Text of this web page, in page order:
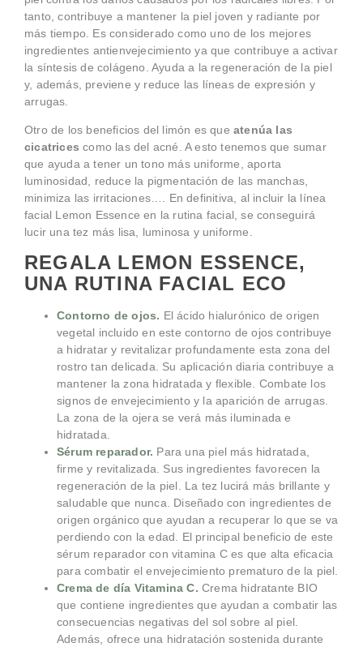
tanto, contribuye a mantener la piel joven y radiante por
más tiempo. Es considerado como uno de los mejores
ingredientes antienvejecimiento ya que contribuye a activar
la síntesis de colágeno. Ayuda a la regeneración de la piel
y, además, previene y reduce las líneas de expresión y
arrugas.
Otro de los beneficios del limón es que atenúa las
cicatricescomo las del acné. A esto tenemos que sumar
que ayuda a tener un tono más uniforme, aporta
luminosidad, reduce la pigmentación de las manchas,
minimiza las irritaciones…. En definitiva, al incluir la línea
facial Lemon Essence en la rutina facial, se conseguirá
lucir una tez más lisa, luminosa y uniforme.
REGALA LEMON ESSENCE,
UNA RUTINA FACIAL ECO
Contorno de ojos. El ácido hialurónico de origen
vegetal incluido en este contorno de ojos contribuye
a hidratar y revitalizar profundamente esta zona del
rostro tan delicada. Su aplicación diaria contribuye a
mantener la zona hidratada y flexible. Combate los
signos de envejecimiento y la aparición de arrugas.
La zona de la ojera se verá más iluminada e
hidratada.
Sérum reparador. Para una piel más hidratada,
firme y revitalizada. Sus ingredientes favorecen la
regeneración de la piel. La tez lucirá más brillante y
saludable que nunca. Diseñado con ingredientes de
origen orgánico que ayudan a recuperar lo que se va
perdiendo con la edad. El principal beneficio de este
sérum reparador con vitamina C es que alta eficacia
para combatir el envejecimiento prematuro de la piel.
Crema de día Vitamina C.Crema hidratante BIO
que contiene ingredientes que ayudan a combatir las
consecuencias negativas del sol sobre al piel.
Además, ofrece una hidratación sostenida durante